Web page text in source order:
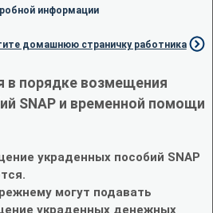
информации
домашнюю страничку работника
в порядке возмещения
SNAP и временной помощи
украденных пособий SNAP
могут подавать
украденных денежных